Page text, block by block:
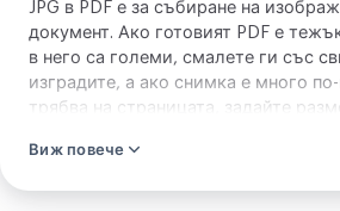
JPG в PDF е за събиране на
документ. Ако готовият PDF е
в него са големи, смалете ги със
изградите, а ако снимка е много
трябва на страницата, задайте
когато целта е PDF, и към един от
Виж повече